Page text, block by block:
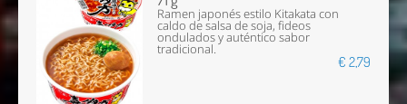
Ramen japonés estilo Kitakata con
caldo de salsa de soja, fideos
ondulados y auténtico sabor
tradicional.
€ 2,79